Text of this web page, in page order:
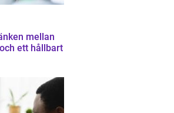
ett hållbart